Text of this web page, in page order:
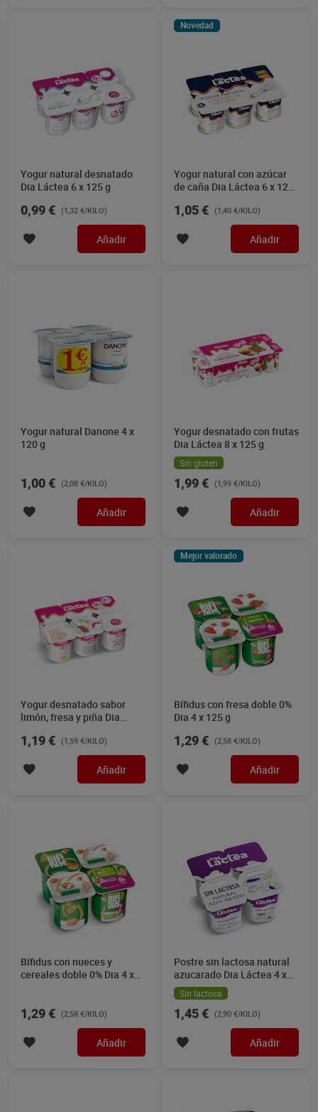
Yogur natural desnatado
Dia Láctea 6 x 125 g
0,99 € (1,32 €/KILO)
Añadir
Novedad
Yogur natural con azúcar
de caña Dia Láctea 6 x 125
1,05 € (1,40 €/KILO)
Añadir
Yogur natural Danone 4 x
120 g
1,00 € (2,08 €/KILO)
Añadir
Yogur desnatado con frutas
Dia Láctea 8 x 125 g
Sin gluten
1,99 € (1,99 €/KILO)
Añadir
Yogur desnatado sabor
limón, fresa y piña Dia
1,19 € (1,59 €/KILO)
Añadir
Mejor valorado
Bífidus con fresa doble 0%
Dia 4 x 125 g
1,29 € (2,58 €/KILO)
Añadir
Bífidus con nueces y
cereales doble 0% Dia 4 x
1,29 € (2,58 €/KILO)
Añadir
Postre sin lactosa natural
azucarado Dia Láctea 4 x
125 g
Sin lactosa
1,45 € (2,90 €/KILO)
Añadir